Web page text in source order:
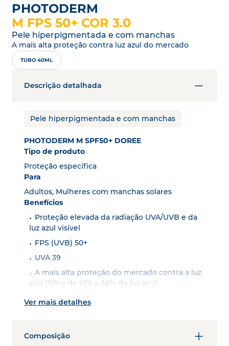
PHOTODERM
M FPS 50+ COR 3.0
Pele hiperpigmentada e com manchas
A mais alta proteção contra luz azul do mercado
TUBO 40ML
Descrição detalhada
Pele hiperpigmentada e com manchas
PHOTODERM M SPF50+ DOREE
Tipo de produto
Proteção específica
Para
Adultos, Mulheres com manchas solares
Benefícios
Proteção elevada da radiação UVA/UVB e da
luz azul visível
FPS (UVB) 50+
UVA 39
A mais alta proteção do mercado contra a luz
azul (filtra de 61% a 66% da luz azul)
Trata a hiperpigmentação causada pela luz
azul visível, tal como o “melasma\"
aparecimento
Ver mais detalhes
Composição